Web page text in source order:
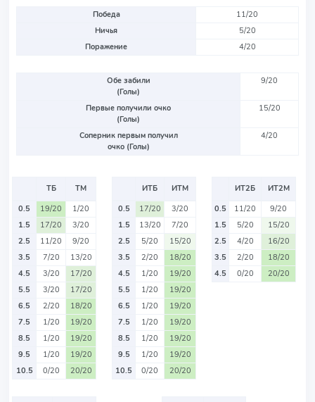
Победа
11/20
Ничья
5/20
Поражение
4/20
Обе забили
(Голы)
9/20
Первые получили очко
(Голы)
15/20
Соперник первым получил
очко (Голы)
4/20
ТБ
ТМ
0.5
19/20
1/20
1.5
17/20
3/20
2.5
11/20
9/20
3.5
7/20
13/20
4.5
3/20
17/20
5.5
3/20
17/20
6.5
2/20
18/20
7.5
1/20
19/20
8.5
1/20
19/20
9.5
1/20
19/20
10.5
0/20 20/20
ИТБ
ИТМ
0.5
17/20
3/20
1.5
13/20
7/20
2.5
5/20
15/20
3.5
2/20
18/20
4.5
1/20
19/20
5.5
1/20
19/20
6.5
1/20
19/20
7.5
1/20
19/20
8.5
1/20
19/20
9.5
1/20
19/20
10.5
0/20 20/20
ИТ2Б
ИТ2М
0.5
11/20
9/20
1.5
5/20
15/20
2.5
4/20
16/20
3.5
2/20
18/20
4.5
0/20 20/20